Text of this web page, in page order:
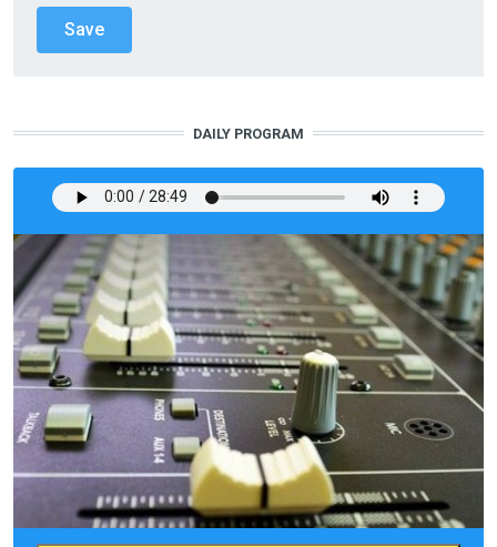
DAILY PROGRAM